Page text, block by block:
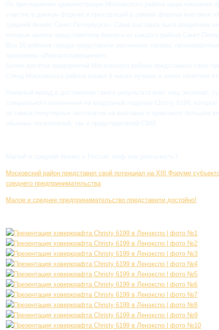
По приглашению администрации Московского района наша компания
участие в данном форуме и проходящей в рамках форума выставке
средний бизнес Санкт-Петербурга». Сама выставка была разделена
которые заняли представители бизнеса из каждого района Санкт-
Все 18 районов города представили различные товары,
программы «Импортозамещение».
Более десятка предприятий Московского района представили свою
Стенд Московского района вошел в число лучших и занял почетное
Немалый вклад в достижении такого результата внес наш экспонат,
специального назначения на воздушной подушке Christy 6199,
из самых популярных экспонатов на выставке и привлекло большое
обычных посетителей, так и представителей СМИ.
Малый и средний бизнес в России: миф или реальность?
Московский район представил свой потенциал на XIII Форуме
среднего предпринимательства
Малое и среднее предпринимательство представили достойно!